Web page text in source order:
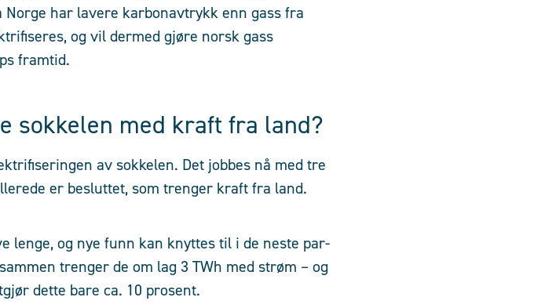
har lavere karbonavtrykk enn gass fra
og vil dermed gjøre norsk gass
framtid.
sokkelen med kraft fra land?
av sokkelen. Det jobbes nå med tre
er besluttet, som trenger kraft fra land.
lenge, og nye funn kan knyttes til i de neste par-
trenger de om lag 3 TWh med strøm – og
dette bare ca. 10 prosent.